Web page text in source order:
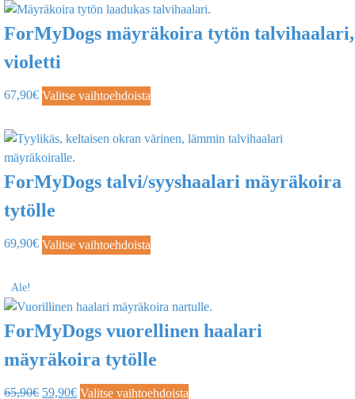
ForMyDogs mäyräkoira tytön talvihaalari,
violetti
67,90€ Valitse vaihtoehdoista
ForMyDogs talvi/syyshaalari mäyräkoira
tytölle
69,90€ Valitse vaihtoehdoista
Ale!
ForMyDogs vuorellinen haalari
mäyräkoira tytölle
65,90€ 59,90€ Valitse vaihtoehdoista